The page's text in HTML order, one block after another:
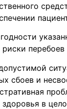
перебоев
сбоев и
в